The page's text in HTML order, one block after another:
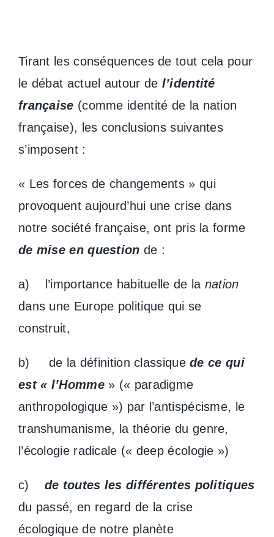
Tirant les conséquences de tout cela pour
le débat actuel autour de l’identité
française (comme identité de la nation
française), les conclusions suivantes
s’imposent :
« Les forces de changements » qui
provoquent aujourd’hui une crise dans
notre société française, ont pris la forme
de mise en question de :
a) l’importance habituelle de la nation
dans une Europe politique qui se
construit,
b) de la définition classiquede ce qui
est « l’Homme» (« paradigme
anthropologique ») par l’antispécisme, le
transhumanisme, la théorie du genre,
l’écologie radicale (« deep écologie »)
c) de toutes les différentes politiques
du passé, en regard de la crise
écologique de notre planète